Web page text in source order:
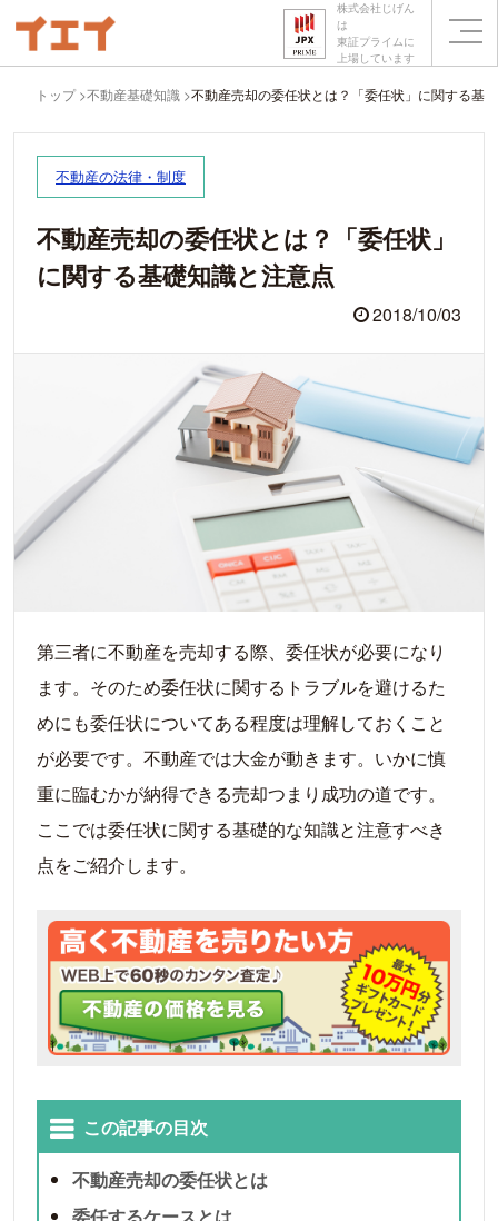
株式会社じげん
は
東証プライムに
上場しています
トップ 不動産基礎知識 不動産売却の委任状とは？「委任状」に関する基
不動産の法律・制度
不動産売却の委任状とは？「委任状」
に関する基礎知識と注意点
2018/10/03
第三者に不動産を売却する際、委任状が必要になり
ます。そのため委任状に関するトラブルを避けるた
めにも委任状についてある程度は理解しておくこと
が必要です。不動産では大金が動きます。いかに慎
重に臨むかが納得できる売却つまり成功の道です。
ここでは委任状に関する基礎的な知識と注意すべき
点をご紹介します。
この記事の目次
不動産売却の委任状とは
委任するケースとは